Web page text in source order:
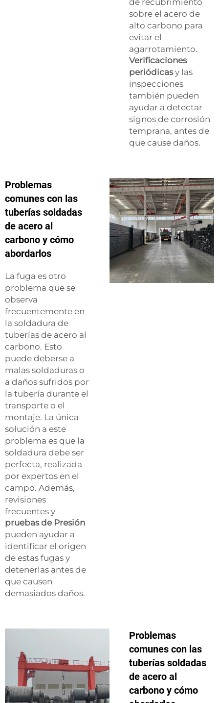
sobre el acero de
alto carbono para
evitar el
agarrotamiento.
Verificaciones
periódicasy las
inspecciones
también pueden
ayudar a detectar
signos de corrosión
temprana, antes de
que cause daños.
Problemas
comunes con las
tuberías soldadas
de acero al
carbono y cómo
abordarlos
La fuga es otro
problema que se
observa
frecuentemente en
la soldadura de
tuberías de acero al
carbono. Esto
puede deberse a
malas soldaduras o
a daños sufridos por
la tubería durante el
transporte o el
montaje. La única
solución a este
problema es que la
soldadura debe ser
perfecta, realizada
por expertos en el
campo. Además,
revisiones
frecuentes y
pruebas de Presión
pueden ayudar a
identificar el origen
de estas fugas y
detenerlas antes de
que causen
demasiados daños.
Problemas
comunes con las
tuberías soldadas
de acero al
carbono y cómo